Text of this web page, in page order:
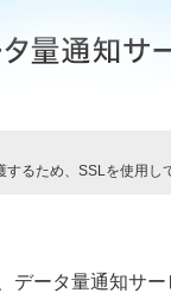
るため、SSLを使用
データ量通知サ